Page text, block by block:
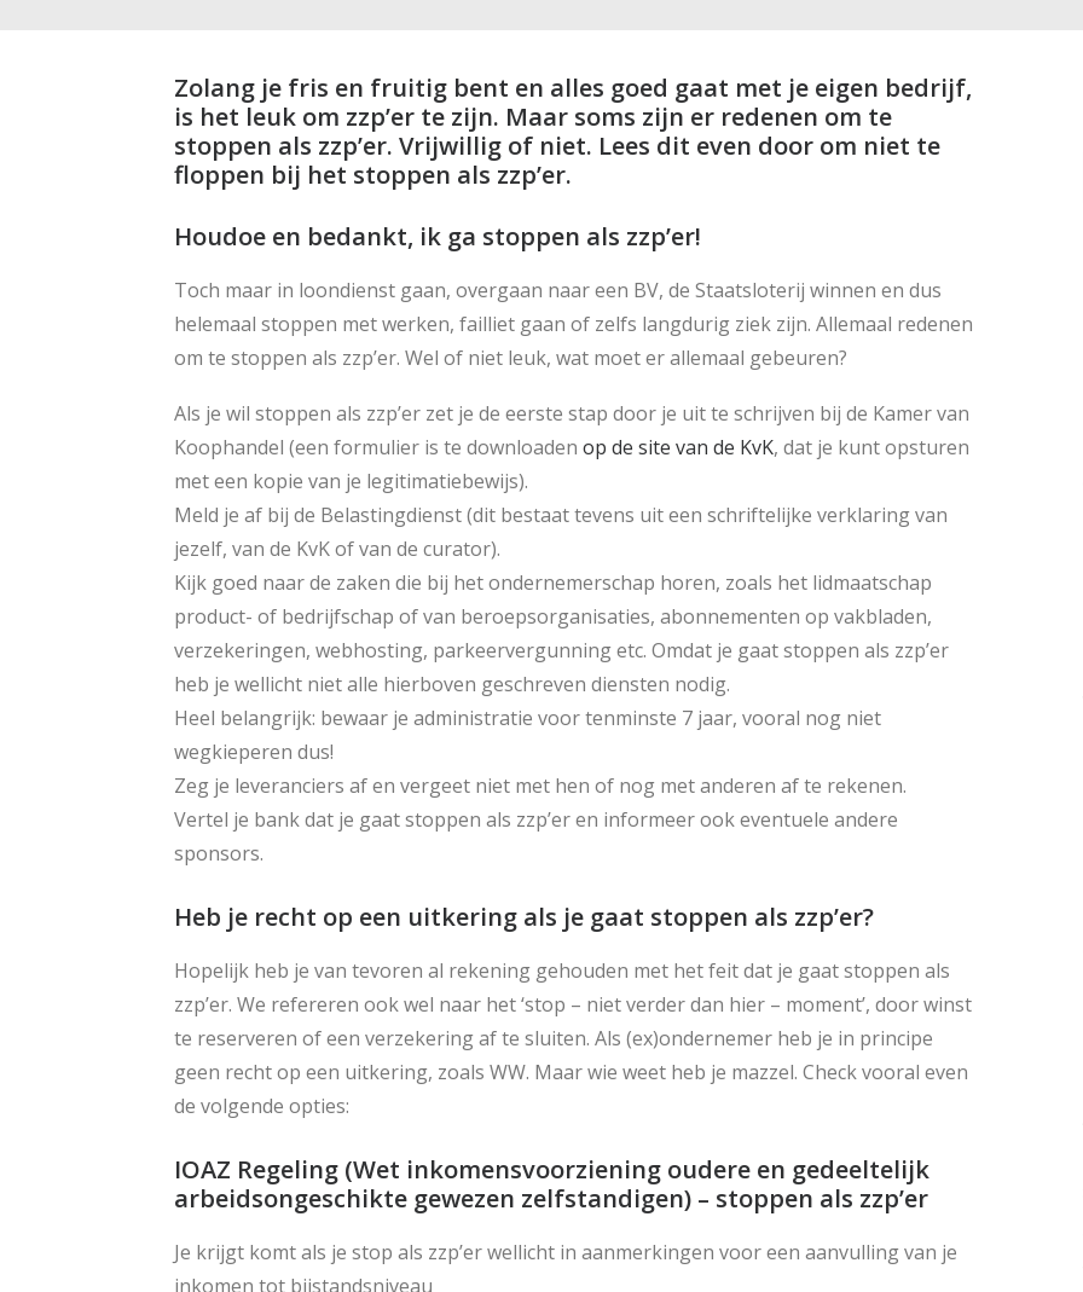
Zolang je fris en fruitig bent en alles goed gaat met je eigen bedrijf,
is het leuk om zzp’er te zijn. Maar soms zijn er redenen om te
stoppen als zzp’er. Vrijwillig of niet. Lees dit even door om niet te
floppen bij het stoppen als zzp’er.
Houdoe en bedankt, ik ga stoppen als zzp’er!
Toch maar in loondienst gaan, overgaan naar een BV, de Staatsloterij winnen en dus
helemaal stoppen met werken, failliet gaan of zelfs langdurig ziek zijn. Allemaal redenen
om te stoppen als zzp’er. Wel of niet leuk, wat moet er allemaal gebeuren?
Als je wil stoppen als zzp’er zet je de eerste stap door je uit te schrijven bij de Kamer van
Koophandel (een formulier is te downloaden op de site van de KvK, dat je kunt opsturen
met een kopie van je legitimatiebewijs).
Meld je af bij de Belastingdienst (dit bestaat tevens uit een schriftelijke verklaring van
jezelf, van de KvK of van de curator).
Kijk goed naar de zaken die bij het ondernemerschap horen, zoals het lidmaatschap
product- of bedrijfschap of van beroepsorganisaties, abonnementen op vakbladen,
verzekeringen, webhosting, parkeervergunning etc. Omdat je gaat stoppen als zzp’er
heb je wellicht niet alle hierboven geschreven diensten nodig.
Heel belangrijk: bewaar je administratie voor tenminste 7 jaar, vooral nog niet
wegkieperen dus!
Zeg je leveranciers af en vergeet niet met hen of nog met anderen af te rekenen.
Vertel je bank dat je gaat stoppen als zzp’er en informeer ook eventuele andere
sponsors.
Heb je recht op een uitkering als je gaat stoppen als zzp’er?
Hopelijk heb je van tevoren al rekening gehouden met het feit dat je gaat stoppen als
zzp’er. We refereren ook wel naar het ‘stop – niet verder dan hier – moment’, door winst
te reserveren of een verzekering af te sluiten. Als (ex)ondernemer heb je in principe
geen recht op een uitkering, zoals WW. Maar wie weet heb je mazzel. Check vooral even
de volgende opties:
IOAZ Regeling (Wet inkomensvoorziening oudere en gedeeltelijk
arbeidsongeschikte gewezen zelfstandigen) – stoppen als zzp’er
Je krijgt komt als je stop als zzp’er wellicht in aanmerkingen voor een aanvulling van je
inkomen tot bijstandsniveau